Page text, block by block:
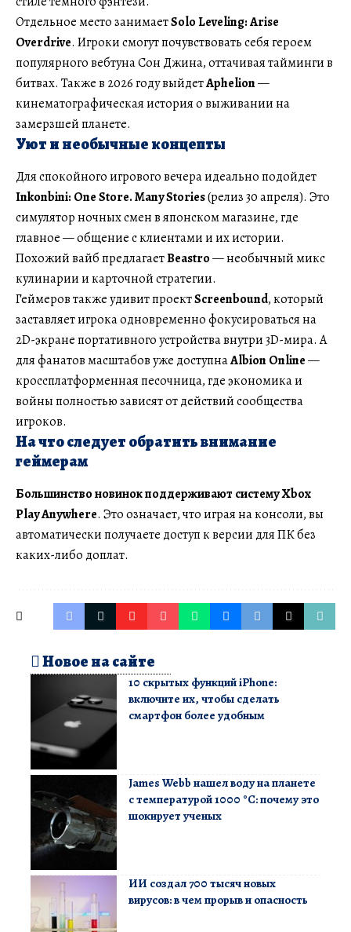
Отдельное место занимаетSolo Leveling: Arise
Overdrive. Игроки смогут почувствовать себя героем
популярного вебтуна Сон Джина, оттачивая тайминги в
битвах. Также в 2026 году выйдетAphelion—
кинематографическая история о выживании на
замерзшей планете.
Уют и необычные концепты
Для спокойного игрового вечера идеально подойдет
Inkonbini: One Store.Many Stories(релиз 30 апреля). Это
симулятор ночных смен в японском магазине, где
главное — общение с клиентами и их истории.
Похожий вайб предлагаетBeastro— необычный микс
кулинарии и карточной стратегии.
Геймеров также удивит проектScreenbound, который
заставляет игрока одновременно фокусироваться на
2D-экране портативного устройства внутри 3D-мира. А
для фанатов масштабов уже доступнаAlbion Online—
кроссплатформенная песочница, где экономика и
войны полностью зависят от действий сообщества
игроков.
На что следует обратить внимание
геймерам
Большинство новинок поддерживают систему Xbox
Play Anywhere. Это означает, что играя на консоли, вы
автоматически получаете доступ к версии для ПК без
каких-либо доплат.
Новое на сайте
10 скрытых функций iPhone:
включите их, чтобы сделать
смартфон более удобным
James Webb нашел воду на планете
с температурой 1000 °C: почему это
шокирует ученых
ИИ создал 700 тысяч новых
вирусов: в чем прорыв и опасность